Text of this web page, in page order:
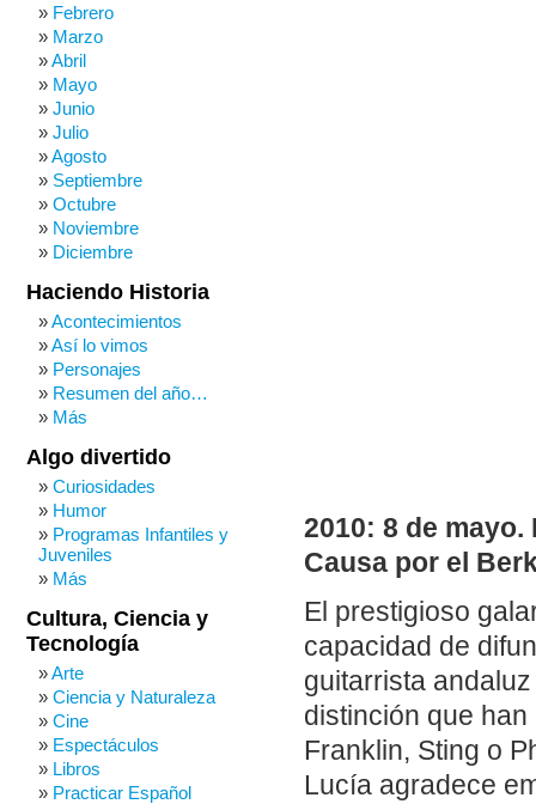
2010: 8 de
Causa por el
El prestigioso
capacidad de
guitarrista
distinción que
Franklin, Sting o
Lucía agradece
Febrero
Marzo
Abril
Mayo
Junio
Julio
Agosto
Septiembre
Octubre
Noviembre
Diciembre
Haciendo Historia
Acontecimientos
Así lo vimos
Personajes
Resumen del año…
Más
Algo divertido
Curiosidades
Humor
Programas Infantiles y
Juveniles
Más
Cultura, Ciencia y
Tecnología
Arte
Ciencia y Naturaleza
Cine
Espectáculos
Libros
Practicar Español